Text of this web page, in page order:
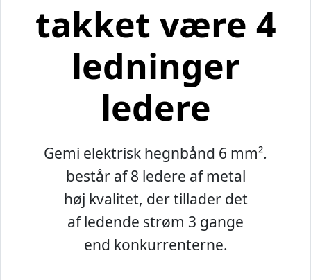
takket være 4
ledninger
ledere
Gemi elektrisk hegnbånd 6 mm².
består af 8 ledere af metal
høj kvalitet, der tillader det
af ledende strøm 3 gange
end konkurrenterne.